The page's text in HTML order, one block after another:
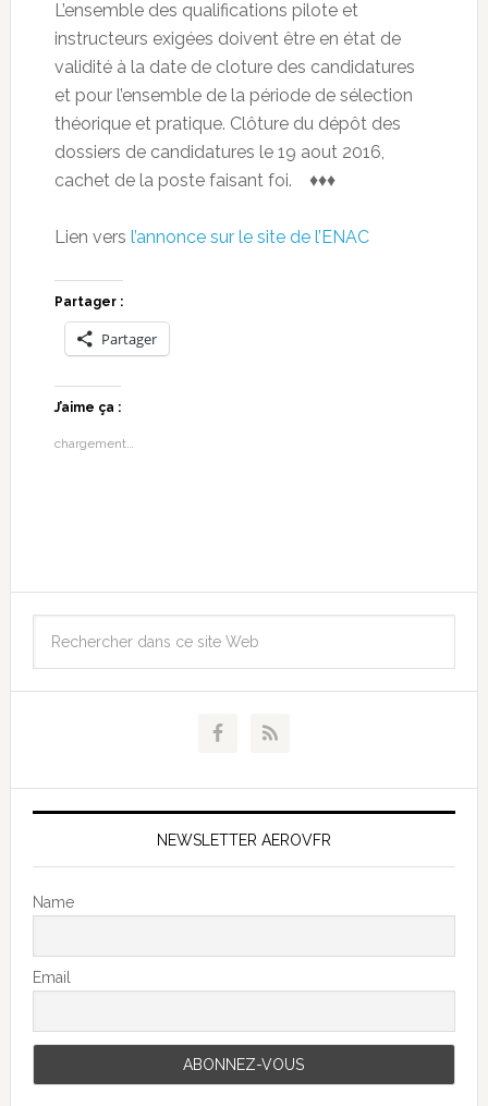
L’ensemble des qualifications pilote et
instructeurs exigées doivent être en état de
validité à la date de cloture des candidatures
et pour l’ensemble de la période de sélection
théorique et pratique. Clôture du dépôt des
dossiers de candidatures le 19 aout 2016,
cachet de la poste faisant foi. ♦♦♦
Lien vers l’annonce sur le site de l’ENAC
Partager :
Partager
J’aime ça :
chargement…
NEWSLETTER AEROVFR
Name
Email